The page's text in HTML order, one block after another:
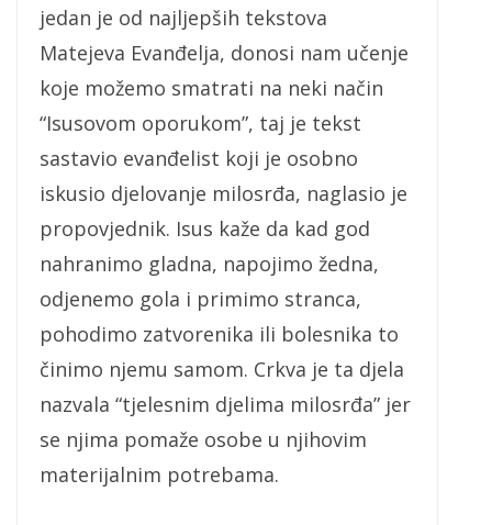
jedan je od najljepših tekstova
Matejeva Evanđelja, donosi nam učenje
koje možemo smatrati na neki način
“Isusovom oporukom”, taj je tekst
sastavio evanđelist koji je osobno
iskusio djelovanje milosrđa, naglasio je
propovjednik. Isus kaže da kad god
nahranimo gladna, napojimo žedna,
odjenemo gola i primimo stranca,
pohodimo zatvorenika ili bolesnika to
činimo njemu samom. Crkva je ta djela
nazvala “tjelesnim djelima milosrđa” jer
se njima pomaže osobe u njihovim
materijalnim potrebama.